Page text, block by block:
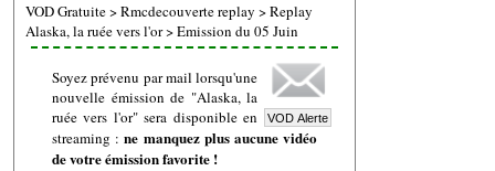
VOD Gratuite>Rmcdecouverte replay >Replay
Alaska, la ruée vers l'or>Emission du 05 Juin
Soyez prévenu par mail lorsqu'une
nouvelle émission de "Alaska, la
ruée vers l'or" sera disponible en
streaming :ne manquez plus aucune vidéo
de votre émission favorite !